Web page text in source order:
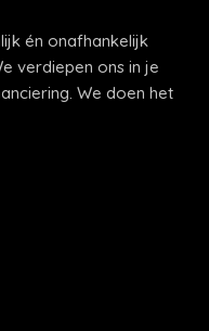
én onafhankelijk
verdiepen ons in je
We doen het